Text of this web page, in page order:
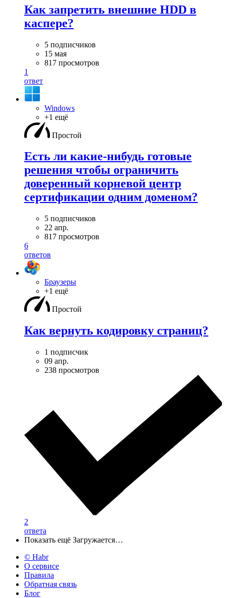
Как запретить внешние HDD в
каспере?
5 подписчиков
15 мая
817 просмотров
1
ответ
Windows
+1 ещё
Простой
Есть ли какие-нибудь готовые
решения чтобы ограничить
доверенный корневой центр
сертификации одним доменом?
5 подписчиков
22 апр.
817 просмотров
6
ответов
Браузеры
+1 ещё
Простой
Как вернуть кодировку страниц?
1 подписчик
09 апр.
238 просмотров
2
ответа
Показать ещё Загружается…
© Habr
О сервисе
Правила
Обратная связь
Блог